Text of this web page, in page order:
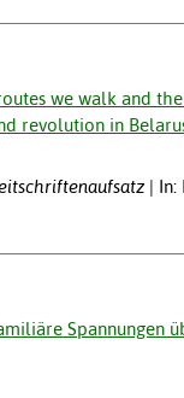
we walk and
revolution in
In:
Spannungen